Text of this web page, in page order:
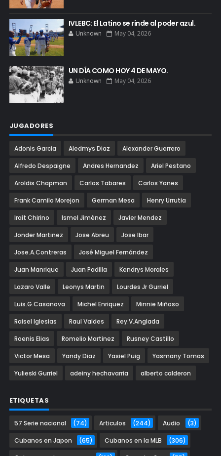
IVLEBC: El Latino se rinde al poder azul.
Unknown May 04, 2026
UN DÍA COMO HOY 4 DE MAYO.
Unknown May 04, 2026
JUGADORES
Adonis Garcia Aledmys Diaz Alexander Guerrero
Alfredo Despaigne Andres Hernandez Ariel Pestano
Aroldis Chapman Carlos Tabares Carlos Yanes
Frank Camilo Morejon German Mesa Henry Urrutia
Irait Chirino Ismel Jiménez Javier Mendez
Jonder Martinez Jose Abreu Jose Ibar
Jose.A.Contreras José Miguel Fernández
Juan Manrique Juan Padilla Kendrys Morales
Lazaro Valle Leonys Martin Lourdes Jr Gurriel
Luis.G.Casanova Michel Enriquez Minnie Miñoso
Raisel Iglesias Raul Valdes Rey.V.Anglada
Roenis Elias Romelio Martinez Rusney Castillo
Victor Mesa Yandy Diaz Yasiel Puig Yasmany Tomas
Yulieski Gurriel adeiny hechavarria alberto calderon
ETIQUETAS
57 Serie nacional (74) Articulos (244) Audio (3)
Cubanos en Japon (65) Cubanos en la MLB (306)